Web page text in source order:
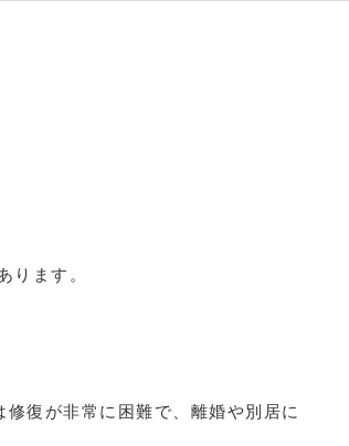
ります。
復が非常に困難で、離婚や別居に